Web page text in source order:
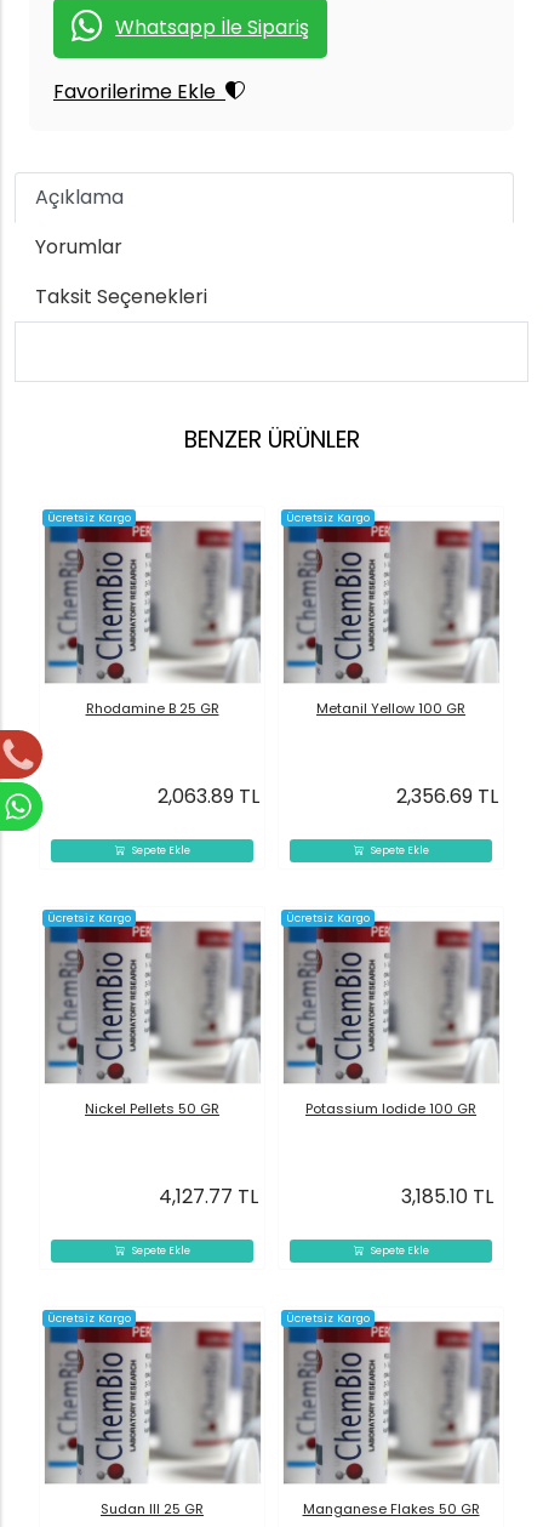
Whatsapp İle Sipariş
Favorilerime Ekle
Açıklama
Yorumlar
Taksit Seçenekleri
BENZER ÜRÜNLER
Ücretsiz Kargo
Sepete Ekle
Rhodamine B 25 GR
2,063.89 TL
Ücretsiz Kargo
Sepete Ekle
Metanil Yellow 100 GR
2,356.69 TL
Ücretsiz Kargo
Sepete Ekle
Nickel Pellets 50 GR
4,127.77 TL
Ücretsiz Kargo
Sepete Ekle
Potassium Iodide 100 GR
3,185.10 TL
Ücretsiz Kargo
Sudan III 25 GR
Ücretsiz Kargo
Manganese Flakes 50 GR